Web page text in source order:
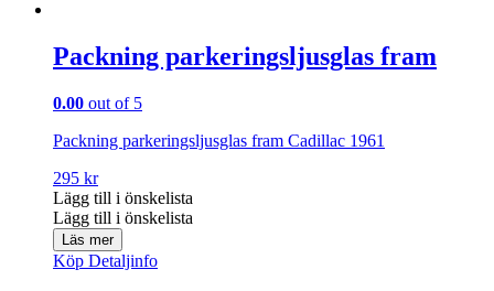
Packning parkeringsljusglas fram
0.00 out of 5
Packning parkeringsljusglas fram Cadillac 1961
295 kr
Lägg till i önskelista
Lägg till i önskelista
Läs mer
Köp Detaljinfo